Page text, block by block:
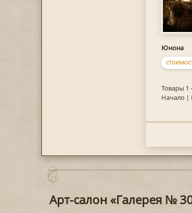
Юнона
Товары 1
Начало |
Арт-салон «Галерея №